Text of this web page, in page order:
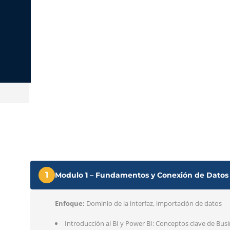
1 Modulo 1 – Fundamentos y Conexión de Datos
Enfoque: Dominio de la interfaz, importación de datos
Introducción al BI y Power BI: Conceptos clave de